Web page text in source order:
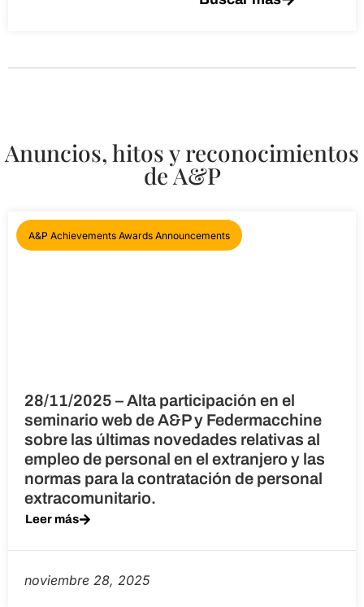
Anuncios, hitos y reconocimientos
de A&P
A&P Achievements Awards Announcements
28/11/2025 – Alta participación en el
seminario web de A&P y Federmacchine
sobre las últimas novedades relativas al
empleo de personal en el extranjero y las
normas para la contratación de personal
extracomunitario.
Leer más
noviembre 28, 2025